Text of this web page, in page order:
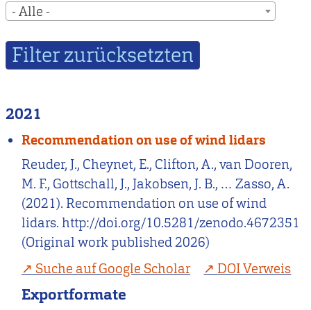
- Alle -
2021
Recommendation on use of wind lidars
Reuder, J., Cheynet, E., Clifton, A., van Dooren,
M. F., Gottschall, J., Jakobsen, J. B., … Zasso, A.
(2021). Recommendation on use of wind
lidars. http://doi.org/10.5281/zenodo.4672351
(Original work published 2026)
Suche auf Google Scholar
DOI Verweis
Exportformate